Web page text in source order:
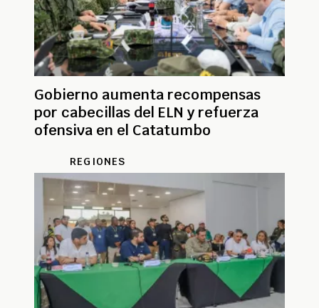
Gobierno aumenta recompensas
por cabecillas del ELN y refuerza
ofensiva en el Catatumbo
REGIONES